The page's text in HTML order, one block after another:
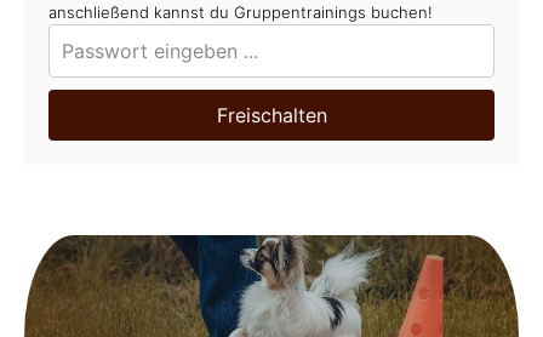
anschließend kannst du Gruppentrainings buchen!
Freischalten